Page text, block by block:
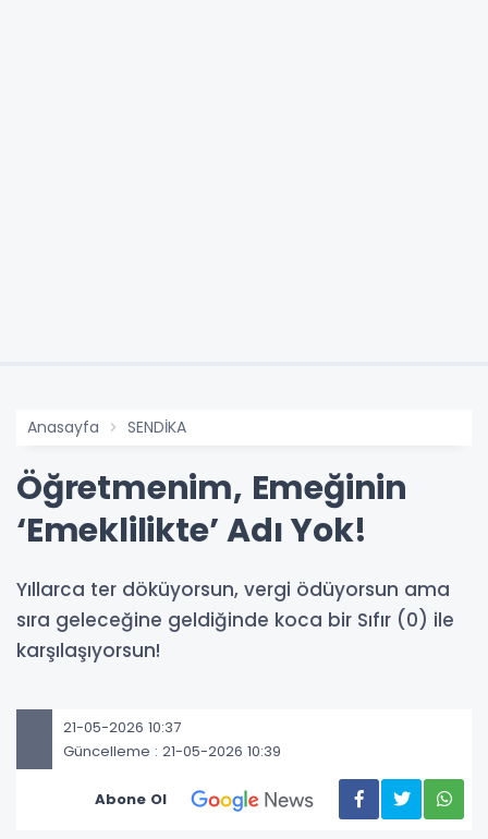
Anasayfa SENDİKA
Öğretmenim, Emeğinin
‘Emeklilikte’ Adı Yok!
Yıllarca ter döküyorsun, vergi ödüyorsun ama
sıra geleceğine geldiğinde koca bir Sıfır (0) ile
karşılaşıyorsun!
21-05-2026 10:37
Güncelleme : 21-05-2026 10:39
Abone Ol